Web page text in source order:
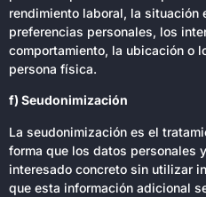
rendimiento laboral, la situación
preferencias personales, los
comportamiento, la ubicación o
persona física.
f) Seudonimización
La seudonimización es el
forma que los datos personales
interesado concreto sin utilizar
que esta información adicional